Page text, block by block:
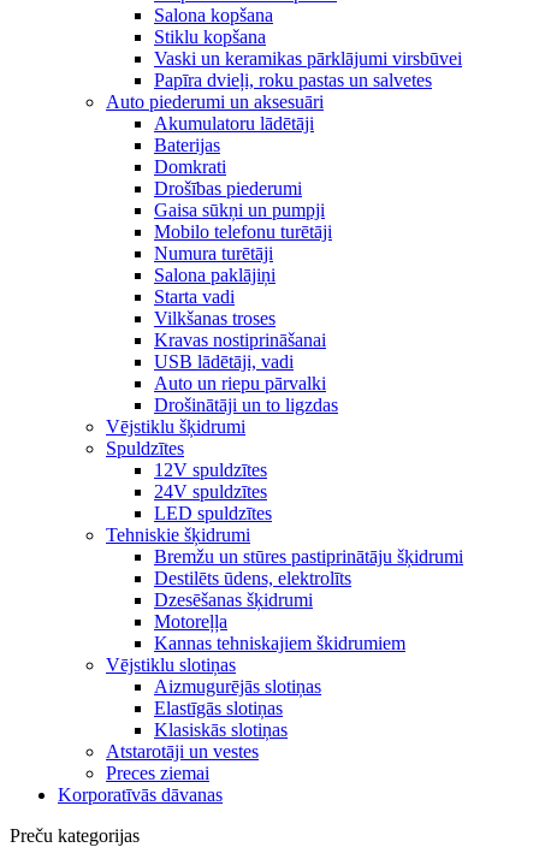
Salona kopšana
Stiklu kopšana
Vaski un keramikas pārklājumi virsbūvei
Papīra dvieļi, roku pastas un salvetes
Auto piederumi un aksesuāri
Akumulatoru lādētāji
Baterijas
Domkrati
Drošības piederumi
Gaisa sūkņi un pumpji
Mobilo telefonu turētāji
Numura turētāji
Salona paklājiņi
Starta vadi
Vilkšanas troses
Kravas nostiprināšanai
USB lādētāji, vadi
Auto un riepu pārvalki
Drošinātāji un to ligzdas
Vējstiklu šķidrumi
Spuldzītes
12V spuldzītes
24V spuldzītes
LED spuldzītes
Tehniskie šķidrumi
Bremžu un stūres pastiprinātāju šķidrumi
Destilēts ūdens, elektrolīts
Dzesēšanas šķidrumi
Motoreļļa
Kannas tehniskajiem škidrumiem
Vējstiklu slotiņas
Aizmugurējās slotiņas
Elastīgās slotiņas
Klasiskās slotiņas
Atstarotāji un vestes
Preces ziemai
Korporatīvās dāvanas
Preču kategorijas